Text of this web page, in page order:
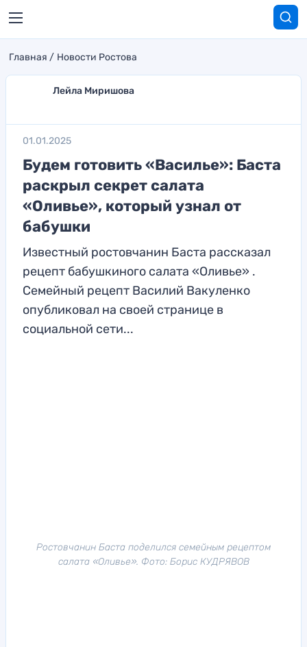
Главная Новости Ростова
Лейла Миришова
01.01.2025
Будем готовить «Василье»: Баста
раскрыл секрет салата
«Оливье», который узнал от
бабушки
Известный ростовчанин Баста рассказал
рецепт бабушкиного салата «Оливье» .
Семейный рецепт Василий Вакуленко
опубликовал на своей странице в
социальной сети...
Ростовчанин Баста поделился семейным рецептом
салата «Оливье». Фото: Борис КУДРЯВОВ